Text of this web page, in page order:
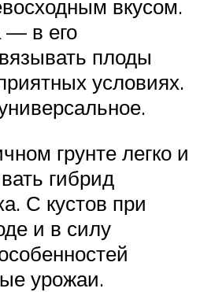
вкусом.
— в его
плоды
условиях.
грунте легко и
гибрид
С кустов при
и в силу
урожаи.